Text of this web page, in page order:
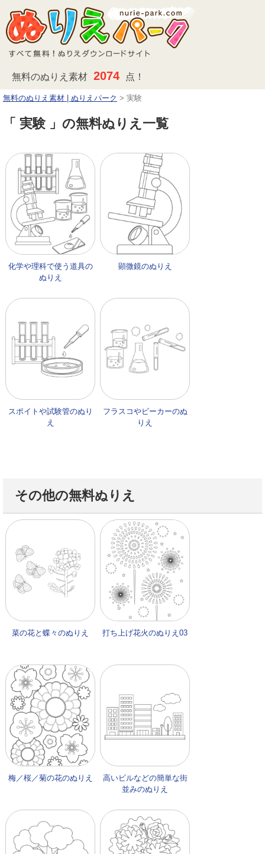
無料のぬりえ素材 2074 点！
無料のぬりえ素材 | ぬりえパーク > 実験
「 実験 」の無料ぬりえ一覧
化学や理科で使う道具の
ぬりえ
顕微鏡のぬりえ
スポイトや試験管のぬり
え
フラスコやビーカーのぬ
りえ
その他の無料ぬりえ
菜の花と蝶々のぬりえ 打ち上げ花火のぬりえ03
梅／桜／菊の花のぬりえ
高いビルなどの簡単な街
並みのぬりえ